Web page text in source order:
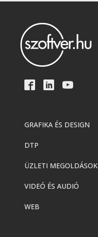
GRAFIKA ÉS DESIGN
DTP
ÜZLETI MEGOLDÁSOK
VIDEÓ ÉS AUDIÓ
WEB